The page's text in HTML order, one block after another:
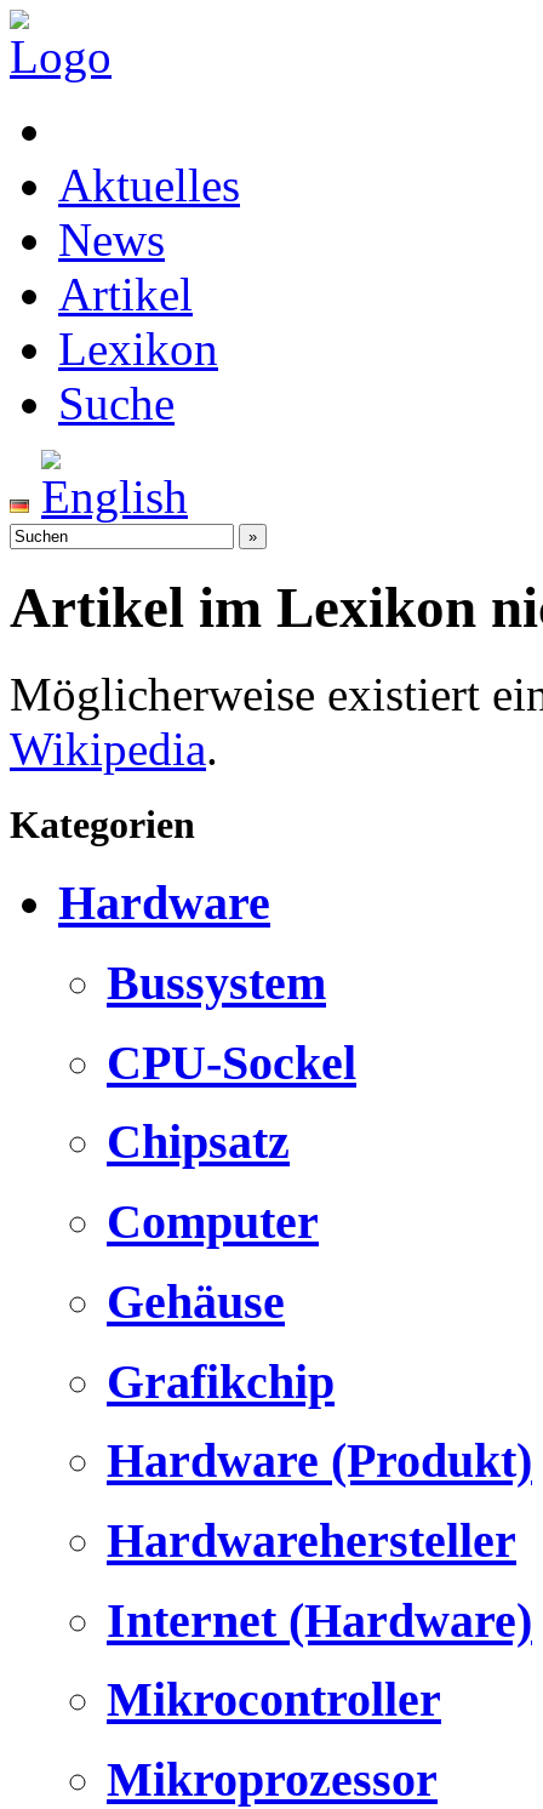
Aktuelles
News
Artikel
Lexikon
Suche
Artikel im Lexikon
Möglicherweise existiert
Wikipedia.
Kategorien
Hardware
Bussystem
CPU-Sockel
Chipsatz
Computer
Gehäuse
Grafikchip
Hardware (Produkt)
Hardwarehersteller
Internet (Hardware)
Mikrocontroller
Mikroprozessor